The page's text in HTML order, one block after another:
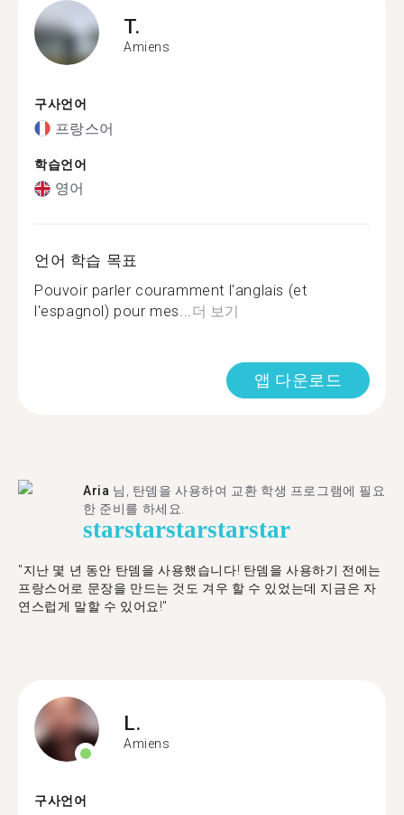
T.
Amiens
구사언어
프랑스어
학습언어
영어
언어 학습 목표
Pouvoir parler couramment l'anglais (et
l'espagnol) pour mes...더 보기
앱 다운로드
Aria 님, 탄뎀을 사용하여 교환 학생 프로그램에 필요
한 준비를 하세요.
starstarstarstarstar
"​​지난 몇 년 동안 탄뎀을 사용했습니다! 탄뎀을 사용하기 전에는
프랑스어로 문장을 만드는 것도 겨우 할 수 있었는데 지금은 자
연스럽게 말할 수 있어요!"
L.
Amiens
구사언어